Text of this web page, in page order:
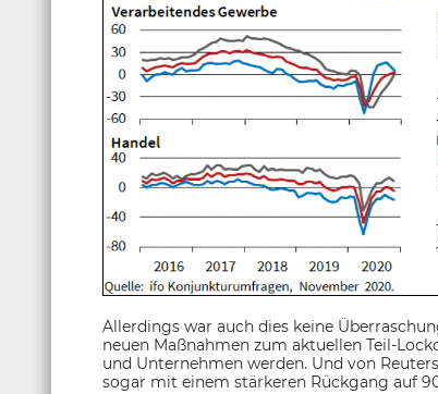
Allerdings war auch dies keine
neuen Maßnahmen zum aktuellen Teil-
und Unternehmen werden. Und von
sogar mit einem stärkeren Rückgang auf